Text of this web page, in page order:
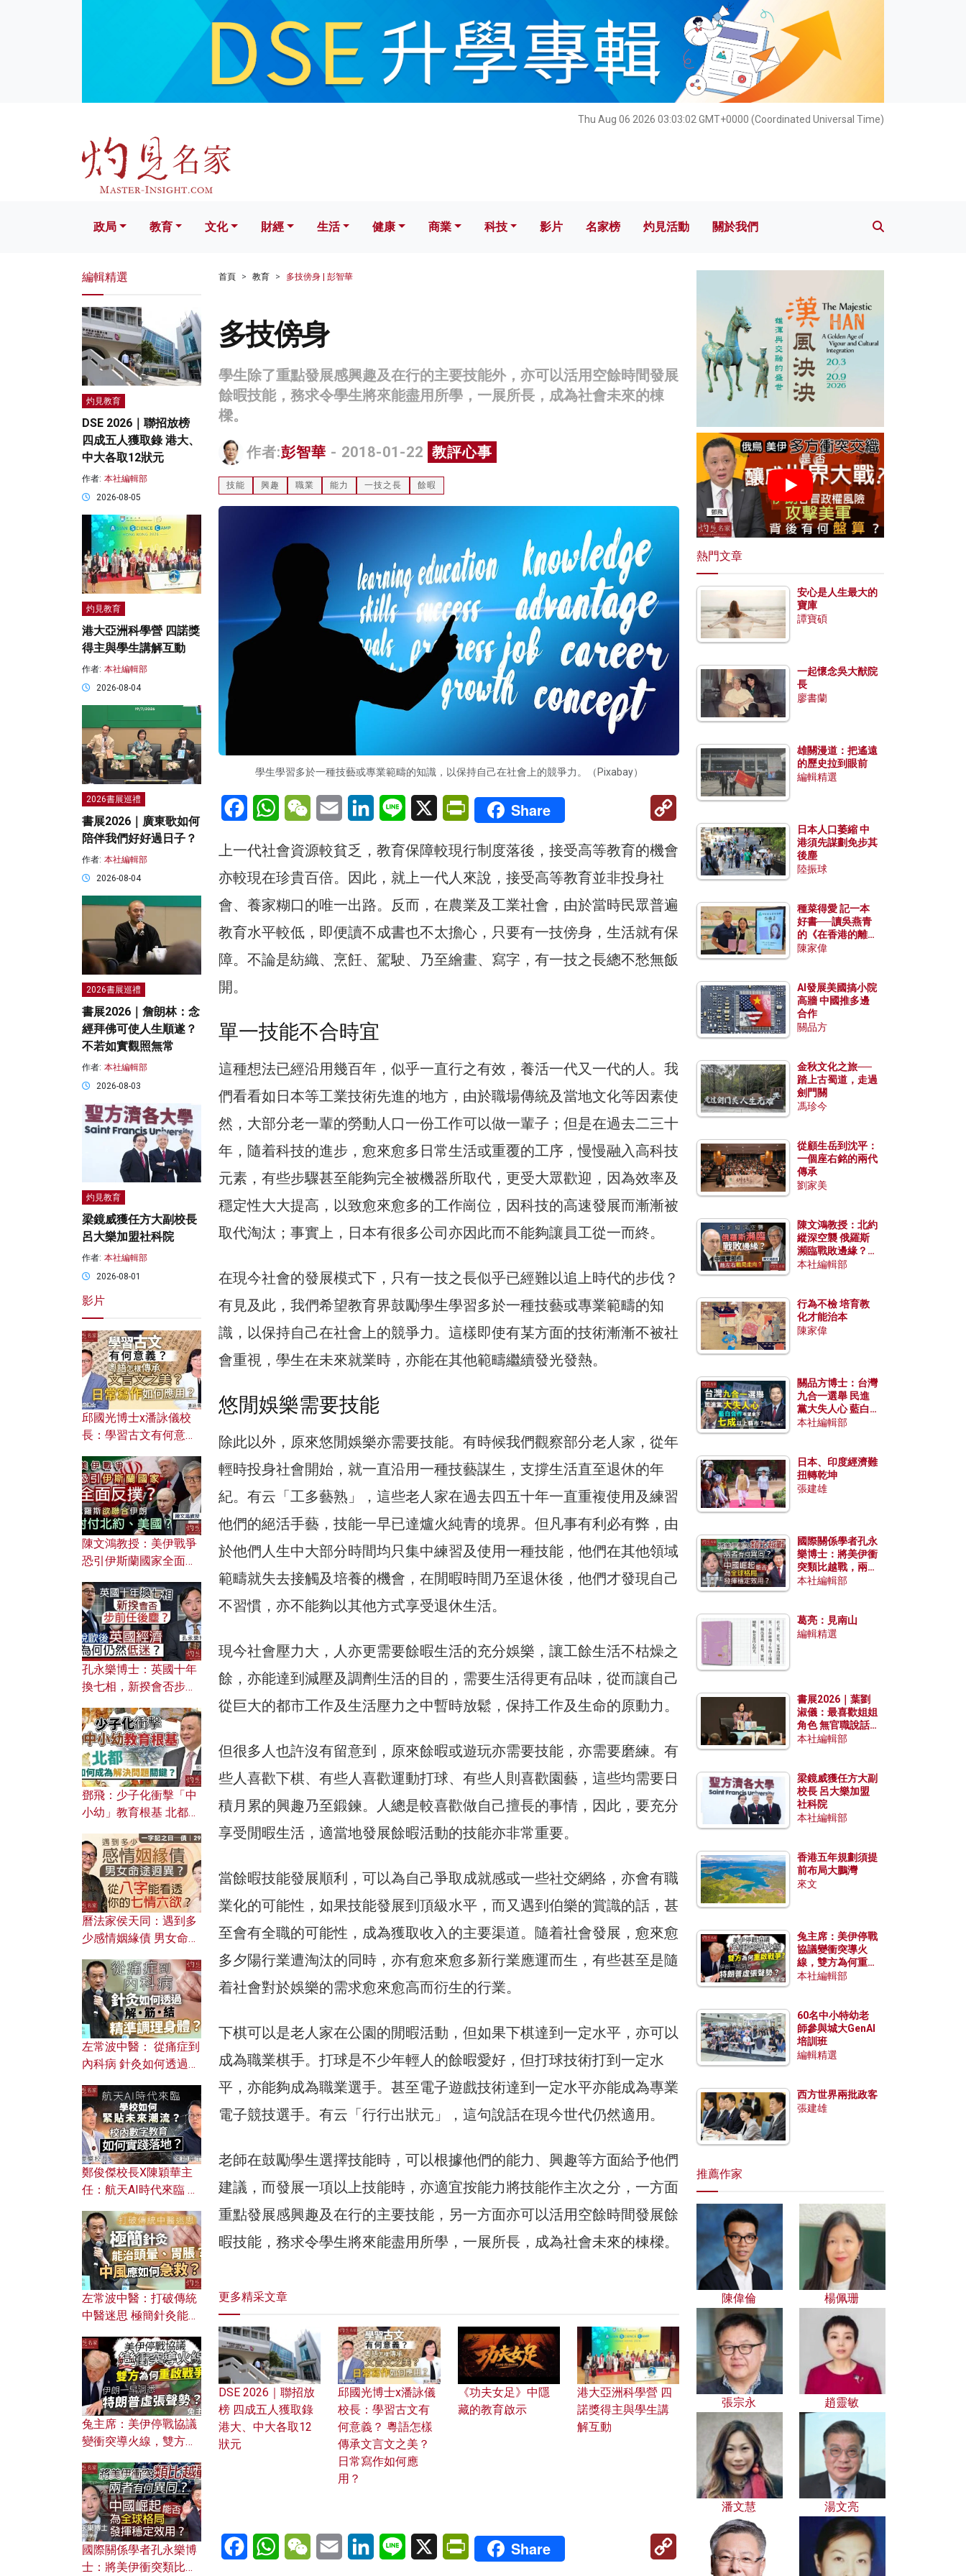
Thu Aug 06 2026 03:03:03 GMT+0000 (Coordinated Universal Time)
文化 財經 生活 健康 科技 影片 名家榜 灼見活動 關於我們
政局 教育 文化 財經 生活 健康 商業 科技 影片 名家榜 灼見活動 關於我們
首頁 教育 多技傍身 | 彭智華
多技傍身
學生除了重點發展感興趣及在行的主要技能外，亦可以活用空餘時間發展
餘暇技能，務求令學生將來能盡用所學，一展所長，成為社會未來的棟
樑。
作者:彭智華 - 2018-01-22 教評心事
技能 興趣 職業 能力 一技之長 餘暇
學生學習多於一種技藝或專業範疇的知識，以保持自己在社會上的競爭力。（Pixabay）
FacebookWhatsAppWeChatEmail LinkedInLine X PrintFriendly
Share
Copy
上一代社會資源較貧乏，教育保障較現行制度落後，接受高等教育的機會
亦較現在珍貴百倍。因此，就上一代人來說，接受高等教育並非投身社
會、養家糊口的唯一出路。反而，在農業及工業社會，由於當時民眾普遍
教育水平較低，即便讀不成書也不太擔心，只要有一技傍身，生活就有保
障。不論是紡織、烹飪、駕駛、乃至繪畫、寫字，有一技之長總不愁無飯
開。
單一技能不合時宜
這種想法已經沿用幾百年，似乎一直行之有效，養活一代又一代的人。我
們看看如日本等工業技術先進的地方，由於職場傳統及當地文化等因素使
然，大部分老一輩的勞動人口一份工作可以做一輩子；但是在過去二三十
年，隨着科技的進步，愈來愈多日常生活或重覆的工序，慢慢融入高科技
元素，有些步驟甚至能夠完全被機器所取代，更受大眾歡迎，因為效率及
穩定性大大提高，以致愈來愈多的工作崗位，因科技的高速發展而漸漸被
取代淘汰；事實上，日本有很多公司亦因此而不能夠讓員工從一而終。
在現今社會的發展模式下，只有一技之長似乎已經難以追上時代的步伐？
有見及此，我們希望教育界鼓勵學生學習多於一種技藝或專業範疇的知
識，以保持自己在社會上的競爭力。這樣即使有某方面的技術漸漸不被社
會重視，學生在未來就業時，亦能在其他範疇繼續發光發熱。
悠閒娛樂需要技能
除此以外，原來悠閒娛樂亦需要技能。有時候我們觀察部分老人家，從年
輕時投身社會開始，就一直沿用一種技藝謀生，支撐生活直至退休的年
紀。有云「工多藝熟」，這些老人家在過去四五十年一直重複使用及練習
他們的絕活手藝，技能一早已達爐火純青的境界。但凡事有利必有弊，由
於他們人生中大部分時間均只集中練習及使用一種技能，他們在其他領域
範疇就失去接觸及培養的機會，在閒暇時間乃至退休後，他們才發現自己
不習慣，亦不能夠以其他方式享受退休生活。
現今社會壓力大，人亦更需要餘暇生活的充分娛樂，讓工餘生活不枯燥之
餘，亦能達到減壓及調劑生活的目的，需要生活得更有品味，從而讓自己
從巨大的都市工作及生活壓力之中暫時放鬆，保持工作及生命的原動力。
但很多人也許沒有留意到，原來餘暇或遊玩亦需要技能，亦需要磨練。有
些人喜歡下棋、有些人喜歡運動打球、有些人則喜歡園藝，這些均需要日
積月累的興趣乃至鍛鍊。人總是較喜歡做自己擅長的事情，因此，要充分
享受閒暇生活，適當地發展餘暇活動的技能亦非常重要。
當餘暇技能發展順利，可以為自己爭取成就感或一些社交網絡，亦會有職
業化的可能性，如果技能發展到頂級水平，而又遇到伯樂的賞識的話，甚
至會有全職的可能性，成為獲取收入的主要渠道。隨着社會發展，愈來愈
多夕陽行業遭淘汰的同時，亦有愈來愈多新行業應運而生，有些甚至是隨
着社會對於娛樂的需求愈來愈高而衍生的行業。
下棋可以是老人家在公園的閒暇活動，但如果下棋達到一定水平，亦可以
成為職業棋手。打球是不少年輕人的餘暇愛好，但打球技術打到一定水
平，亦能夠成為職業選手。甚至電子遊戲技術達到一定水平亦能成為專業
電子競技選手。有云「行行出狀元」，這句說話在現今世代仍然適用。
老師在鼓勵學生選擇技能時，可以根據他們的能力、興趣等方面給予他們
建議，而發展一項以上技能時，亦適宜按能力將技能作主次之分，一方面
重點發展感興趣及在行的主要技能，另一方面亦可以活用空餘時間發展餘
暇技能，務求令學生將來能盡用所學，一展所長，成為社會未來的棟樑。
更多精采文章
DSE 2026｜聯招放
榜 四成五人獲取錄
港大、中大各取12
狀元
邱國光博士x潘詠儀
校長：學習古文有
何意義？ 粵語怎樣
傳承文言文之美？
日常寫作如何應
用？
《功夫女足》中隱
藏的教育啟示
港大亞洲科學營 四
諾獎得主與學生講
解互動
FacebookWhatsAppWeChatEmail LinkedInLine X PrintFriendly
Share
編輯精選
灼見教育
DSE 2026｜聯招放榜
四成五人獲取錄 港大、
中大各取12狀元
作者: 本社編輯部
2026-08-05
灼見教育
港大亞洲科學營 四諾獎
得主與學生講解互動
作者: 本社編輯部
2026-08-04
2026書展巡禮
書展2026｜廣東歌如何
陪伴我們好好過日子？
作者: 本社編輯部
2026-08-04
2026書展巡禮
書展2026｜詹朗林：念
經拜佛可使人生順遂？
不若如實觀照無常
作者: 本社編輯部
2026-08-03
灼見教育
梁鏡威獲任方大副校長
呂大樂加盟社科院
作者: 本社編輯部
2026-08-01
影片
邱國光博士x潘詠儀校
長：學習古文有何意
文之美？ 日常寫作如何
應用？
陳文鴻教授：美伊戰爭
恐引伊斯蘭國家全面反
對付北約美國？
孔永樂博士：英國十年
換七相，新揆會否步前
濟為何仍然低迷？
鄧飛：少子化衝擊「中
小幼」教育根基 北都如
曆法家侯天同：遇到多
少感情姻緣債 男女命途
的七情六欲？
左常波中醫： 從痛症到
內科病 針灸如何透過解
鄭俊傑校長X陳穎華主
任：航天AI時代來臨 學
校內數字教育如何實踐
落地？
左常波中醫：打破傳統
中醫迷思 極簡針灸能治
何急救？
兔主席：美伊停戰協議
變衝突導火線，雙方為
洞悉特朗普虛張聲勢？
國際關係學者孔永樂博
士：將美伊衝突類比越
熱門文章
安心是人生最大的
寶庫
譚寶碩
一起懷念吳大猷院
長
廖書蘭
雄關漫道：把遙遠
的歷史拉到眼前
編輯精選
日本人口萎縮 中
港須先謀劃免步其
後塵
陸振球
種菜得愛 記一本
好書──讀吳燕青
的《在香港的離島
種菜》
陳家偉
AI發展美國搞小院
高牆 中國推多邊
合作
關品方
金秋文化之旅──
踏上古蜀道，走過
劍門關
馮珍今
從顧生岳到沈平：
一個座右銘的兩代
傳承
劉家美
陳文鴻教授：北約
縱深空襲 俄羅斯
瀕臨戰敗邊緣？中
國零部件能左右戰
本社編輯部
行為不檢 培育教
化才能治本
陳家偉
關品方博士：台灣
九合一選舉 民進
黨大失人心 藍白
合作有望拿下七成
本社編輯部
日本、印度經濟難
扭轉乾坤
張建雄
國際關係學者孔永
樂博士：將美伊衝
突類比越戰，兩者
有何異同？中國崛
本社編輯部
葛亮：見南山
編輯精選
書展2026｜葉劉
淑儀：最喜歡姐姐
角色 無官職說話
包袱少
本社編輯部
梁鏡威獲任方大副
校長 呂大樂加盟
社科院
本社編輯部
香港五年規劃須提
前布局大鵬灣
來文
兔主席：美伊停戰
協議變衝突導火
線，雙方為何重啟
戰爭？伊朗一早洞
本社編輯部
60名中小特幼老
師參與城大GenAI
培訓班
編輯精選
西方世界兩批政客
張建雄
推薦作家
陳偉倫 楊佩珊
張宗永 趙靈敏
潘文慧 湯文亮